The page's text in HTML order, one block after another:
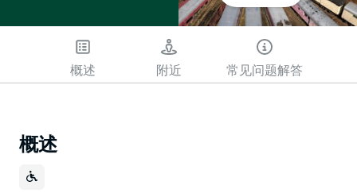
概述 附近 常见问题解答
概述